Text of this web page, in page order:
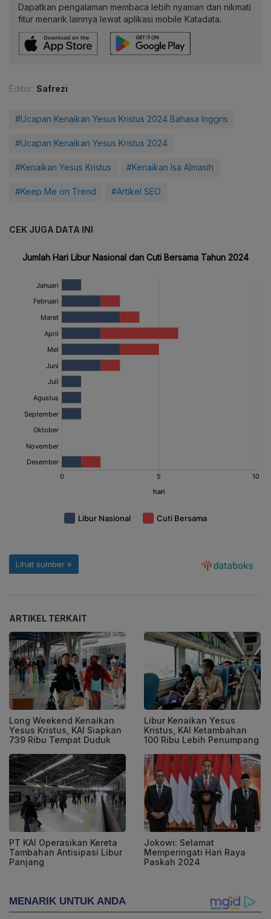
Dapatkan pengalaman membaca lebih nyaman dan nikmati
fitur menarik lainnya lewat aplikasi mobile Katadata.
Editor: Safrezi
#Ucapan Kenaikan Yesus Kristus 2024 Bahasa Inggris
#Ucapan Kenaikan Yesus Kristus 2024
#Kenaikan Yesus Kristus #Kenaikan Isa Almasih
#Keep Me on Trend #Artikel SEO
CEK JUGA DATA INI
ARTIKEL TERKAIT
Long Weekend Kenaikan
Yesus Kristus, KAI Siapkan
739 Ribu Tempat Duduk
Libur Kenaikan Yesus
Kristus, KAI Ketambahan
100 Ribu Lebih Penumpang
PT KAI Operasikan Kereta
Tambahan Antisipasi Libur
Panjang
Jokowi: Selamat
Memperingati Hari Raya
Paskah 2024